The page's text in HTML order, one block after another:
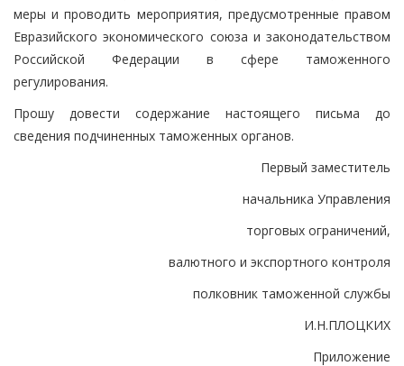
меры и проводить мероприятия, предусмотренные правом
Евразийского экономического союза и законодательством
Российской Федерации в сфере таможенного
регулирования.
Прошу довести содержание настоящего письма до
сведения подчиненных таможенных органов.
Первый заместитель
начальника Управления
торговых ограничений,
валютного и экспортного контроля
полковник таможенной службы
И.Н.ПЛОЦКИХ
Приложение